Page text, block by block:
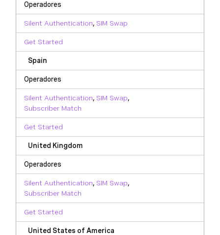
Operadores
Silent Authentication, SIM Swap
Get Started
Spain
Operadores
Silent Authentication, SIM Swap,
Subscriber Match
Get Started
United Kingdom
Operadores
Silent Authentication, SIM Swap,
Subscriber Match
Get Started
United States of America